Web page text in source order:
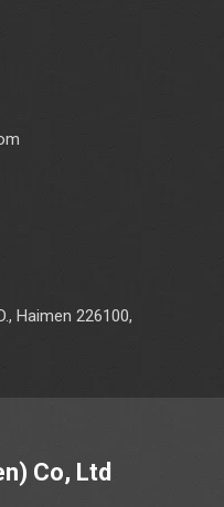
Haimen 226100,
Co, Ltd